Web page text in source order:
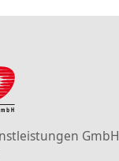
GmbH